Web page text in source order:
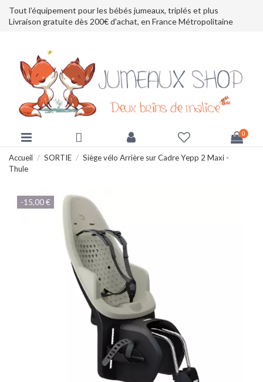
Tout l’équipement pour les bébés jumeaux, triplés et plus
Livraison gratuite dès 200€ d'achat, en France Métropolitaine
0
Accueil SORTIE
Siège vélo Arrière sur Cadre Yepp 2 Maxi -
Thule
-15,00 €